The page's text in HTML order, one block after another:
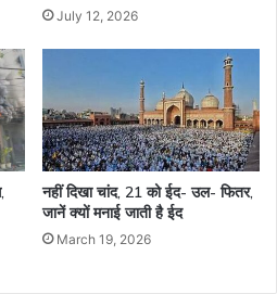
July 12, 2026
नहीं दिखा चांद, 21 को ईद- उल- फितर,
जानें क्यों मनाई जाती है ईद
March 19, 2026